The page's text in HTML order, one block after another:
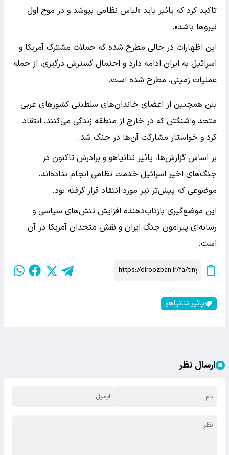
تاکید کرد که یائیر باید «لباس نظامی بپوشد و در موج اول
نیروها باشد».
این اظهارات در حالی مطرح شده که حملات مشترک آمریکا و
اسرائیل به ایران ادامه دارد و احتمال گسترش درگیری، از جمله
عملیات زمینی، مطرح شده است.
بنن همچنین از اعضای خاندان‌های سلطنتی کشورهای عربی
متحد واشنگتن که در خارج از منطقه زندگی می‌کنند، انتقاد
کرد و خواستار مشارکت آن‌ها در جنگ شد.
بر اساس گزارش‌ها، یائیر نتانیاهو و برادرش تاکنون در
جنگ‌های اخیر اسرائیل خدمت نظامی انجام نداده‌اند،
موضوعی که پیش‌تر نیز مورد انتقاد قرار گرفته بود.
این موضع‌گیری بازتاب‌دهنده افزایش تنش‌های سیاسی و
رسانه‌ای پیرامون جنگ ایران و نقش متحدان آمریکا در آن
است.
یائیر نتانیاهو
ارسال نظر